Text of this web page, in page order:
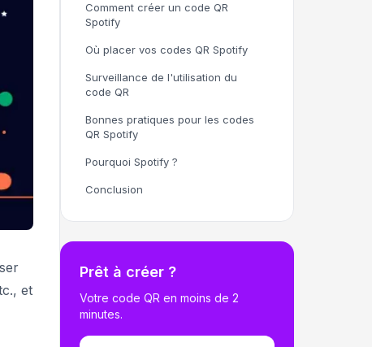
et
Comment créer un code QR
Spotify
Où placer vos codes QR Spotify
Surveillance de l'utilisation du
code QR
Bonnes pratiques pour les codes
QR Spotify
Pourquoi Spotify ?
Conclusion
Prêt à créer ?
Votre code QR en moins de 2
minutes.